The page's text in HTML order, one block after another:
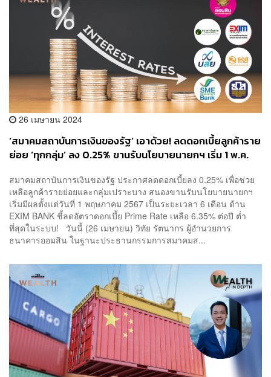
26 เมษายน 2024
‘สมาคมสถาบันการเงินของรัฐ’ เอาด้วย! ลดดอกเบี้ยลูกค้าราย
ย่อย ‘ทุกกลุ่ม’ ลง 0.25% ขานรับนโยบายนายกฯ เริ่ม 1 พ.ค.
สมาคมสถาบันการเงินของรัฐ ประกาศลดดอกเบี้ยลง 0.25% เพื่อช่วย
เหลือลูกค้ารายย่อยและกลุ่มเปราะบาง สนองขานรับนโยบายนายกฯ
เริ่มมีผลตั้งแต่วันที่ 1 พฤษภาคม 2567 เป็นระยะเวลา 6 เดือน ด้าน
EXIM BANK ชี้ลดอัตราดอกเบี้ย Prime Rate เหลือ 6.35% ต่อปี ต่ำ
ที่สุดในระบบ! วันนี้ (26 เมษายน) วิทัย รัตนากร ผู้อำนวยการ
ธนาคารออมสิน ในฐานะประธานกรรมการสมาคมส...